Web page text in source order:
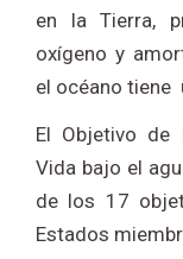
en la Tierra,
oxígeno y
el océano tiene
El Objetivo de
Vida bajo el
de los 17
Estados